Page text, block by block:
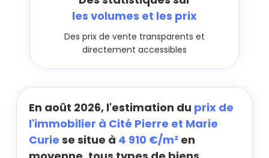
les volumes et les prix
Des prix de vente transparents et
directement accessibles
En août 2026, l'estimation du prix de
l'immobilier à Cité Pierre et Marie
Curie se situe à 4 910 €/m² en